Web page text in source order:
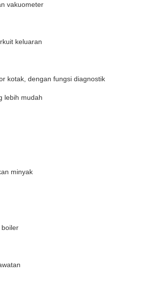
vakuometer
keluaran
kotak, dengan fungsi diagnostik
lebih mudah
minyak